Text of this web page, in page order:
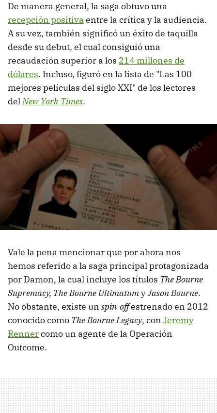
De manera general, la saga obtuvo una
recepción positiva entre la crítica y la audiencia.
A su vez, también significó un éxito de taquilla
desde su debut, el cual consiguió una
recaudación superior a los 214 millones de
dólares. Incluso, figuró en la lista de "Las 100
mejores películas del siglo XXI" de los lectores
delNew York Times.
Vale la pena mencionar que por ahora nos
hemos referido a la saga principal protagonizada
por Damon, la cual incluye los títulos The Bourne
Supremacy, The Bourne UltimatumyJason Bourne.
No obstante, existe un spin-offestrenado en 2012
conocido como The Bourne Legacy, con Jeremy
Rennercomo un agente de la Operación
Outcome.